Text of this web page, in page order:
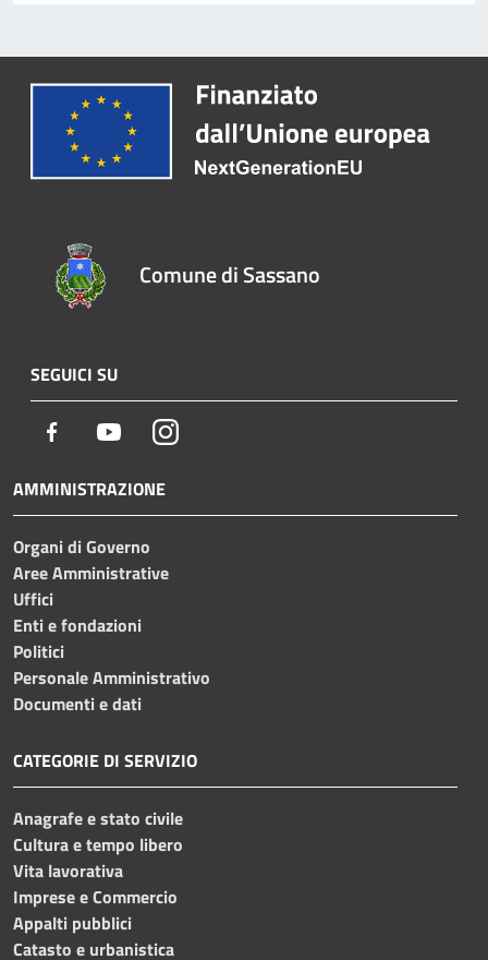
Comune di Sassano
SEGUICI SU
Facebook YoutubeInstagram
AMMINISTRAZIONE
Organi di Governo
Aree Amministrative
Uffici
Enti e fondazioni
Politici
Personale Amministrativo
Documenti e dati
CATEGORIE DI SERVIZIO
Anagrafe e stato civile
Cultura e tempo libero
Vita lavorativa
Imprese e Commercio
Appalti pubblici
Catasto e urbanistica